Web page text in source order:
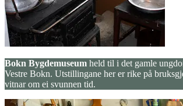
Bokn Bygdemuseum held til i det gamle
Vestre Bokn. Utstillingane her er rike på
vitnar om ei svunnen tid.